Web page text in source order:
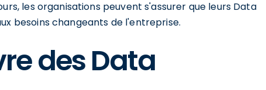
les organisations peuvent s'assurer que leurs Data
besoins changeants de l'entreprise.
des Data